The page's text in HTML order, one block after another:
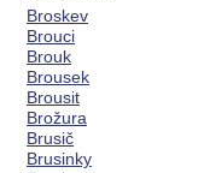
Broskev
Brouci
Brouk
Brousek
Brousit
Brožura
Brusič
Brusinky